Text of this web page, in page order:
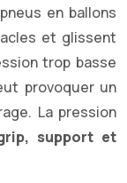
en ballons
et glissent
trop basse
provoquer un
La pression
support et